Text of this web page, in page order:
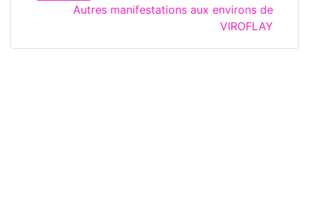
Autres manifestations aux environs de
VIROFLAY